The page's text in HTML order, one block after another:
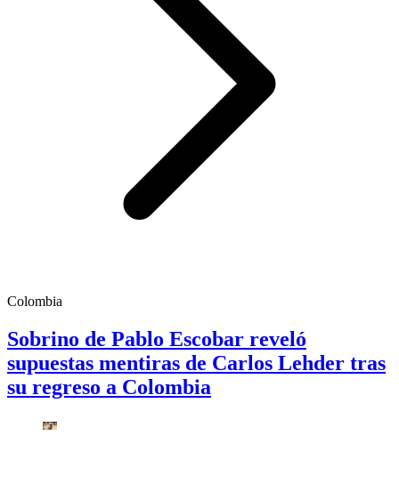
Colombia
Sobrino de Pablo Escobar reveló
supuestas mentiras de Carlos Lehder tras
su regreso a Colombia